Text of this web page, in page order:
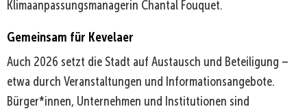
Klimaanpassungsmanagerin Chantal Fouquet.
Gemeinsam für Kevelaer
Auch 2026 setzt die Stadt auf Austausch und Beteiligung –
etwa durch Veranstaltungen und Informationsangebote.
Bürger*innen, Unternehmen und Institutionen sind